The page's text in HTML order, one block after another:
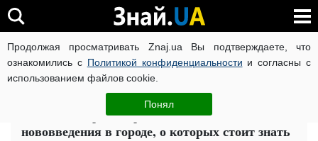
Продолжая просматривать Znaj.ua Вы подтверждаете, что
ознакомились с Политикой конфиденциальности и согласны с
использованием файлов cookie.
Понял
ВОЙНА РОССИИ ПРОТИВ УКРАИНЫ КОРОНАВИРУС В
Общество ЧИТАТИ УКРАЇНСЬКОЮ
Львов на пороге перемен: главные
нововведения в городе, о которых стоит знать